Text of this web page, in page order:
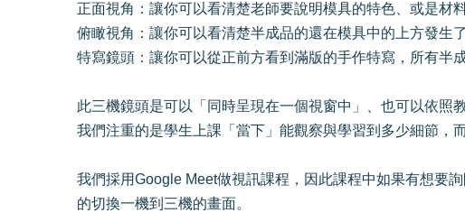
正面視角：讓你可以看清楚老師要說明模具的特色、或是材
俯瞰視角：讓你可以看清楚半成品的還在模具中的上方發生
特寫鏡頭：讓你可以從正前方看到滿版的手作特寫，所有半
此三機鏡頭是可以「同時呈現在一個視窗中」、也可以依照
我們注重的是學生上課「當下」能觀察與學習到多少細節，
我們採用Google Meet做視訊課程，因此課程中如果有想要
的切換一機到三機的畫面。